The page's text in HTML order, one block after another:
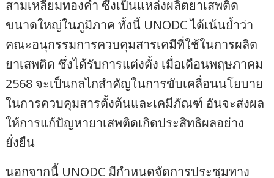
สามเหลี่ยมทองคำ ซึ่งเป็นแหล่งผลิตยาเสพติด
ขนาดใหญ่ในภูมิภาค ทั้งนี้ UNODC ได้เน้นย้ำว่า
คณะอนุกรรมการควบคุมสารเคมีที่ใช้ในการผลิต
ยาเสพติด ซึ่งได้รับการแต่งตั้ง เมื่อเดือนพฤษภาคม
2568 จะเป็นกลไกสำคัญในการขับเคลื่อนนโยบาย
ในการควบคุมสารตั้งต้นและเคมีภัณฑ์ อันจะส่งผล
ให้การแก้ปัญหายาเสพติดเกิดประสิทธิผลอย่าง
ยั่งยืน
นอกจากนี้ UNODC มีกำหนดจัดการประชุมทาง